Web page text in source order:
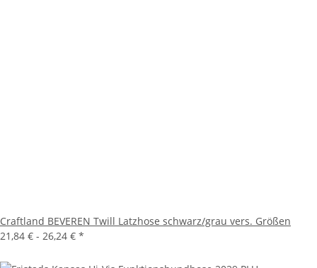
Craftland BEVEREN Twill Latzhose schwarz/grau vers. Größen
21,84 € - 26,24 € *